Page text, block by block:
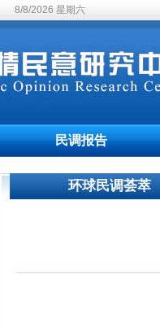
8/8/2026 星期六
民调报告
环球民调荟萃